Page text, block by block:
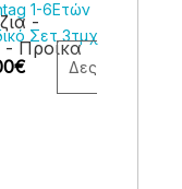
-
- Προίκα
1-6Ετών
Σετ 3τμχ
€
Δες